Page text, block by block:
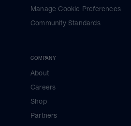
Manage Cookie Preferences
Community Standards
COMPANY
About
Careers
Shop
Partners